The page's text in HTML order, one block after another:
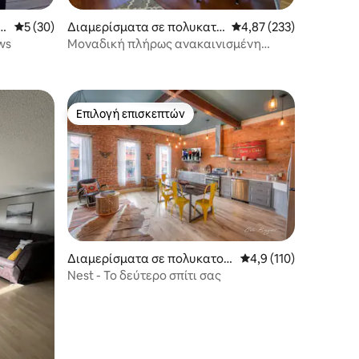
Μέση βαθμολογία: 5 στα 5, 30 κριτικές
5 (30)
Διαμερίσματα σε πολυκατο
ικία στην πόλη Missoula
Μέση βαθμολογία:
4,87 (233)
Μοναδική πλήρως ανακαινισμένη
Επιλογή επισκεπτών
Επιλογή επισκεπτών
Διαμερίσματα σε πολυκατοικ
ία στην πόλη Missoula
Μέση βαθμολογία:
4,9 (110)
Nest - Το δεύτερο σπίτι σας